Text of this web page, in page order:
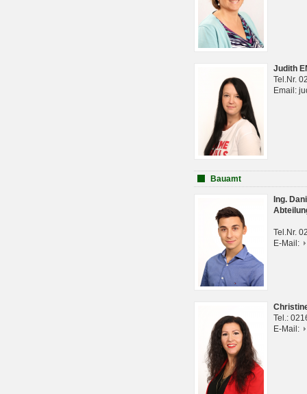
Judith
Tel.Nr.
Email:
Bauamt
Ing.
Tel.Nr.
E-Mail:
Tel.:
E-Mail: